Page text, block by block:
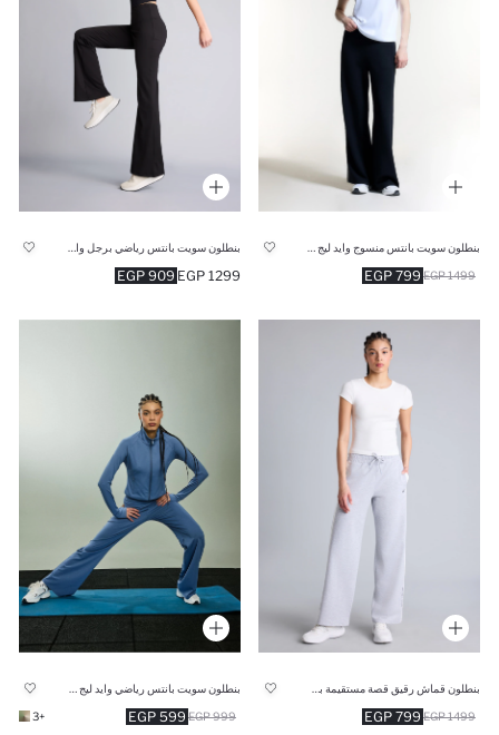
799 EGP 1499 EGP
909 EGP 1299 EGP
799 EGP 1499 EGP
599 EGP 999 EGP
+3